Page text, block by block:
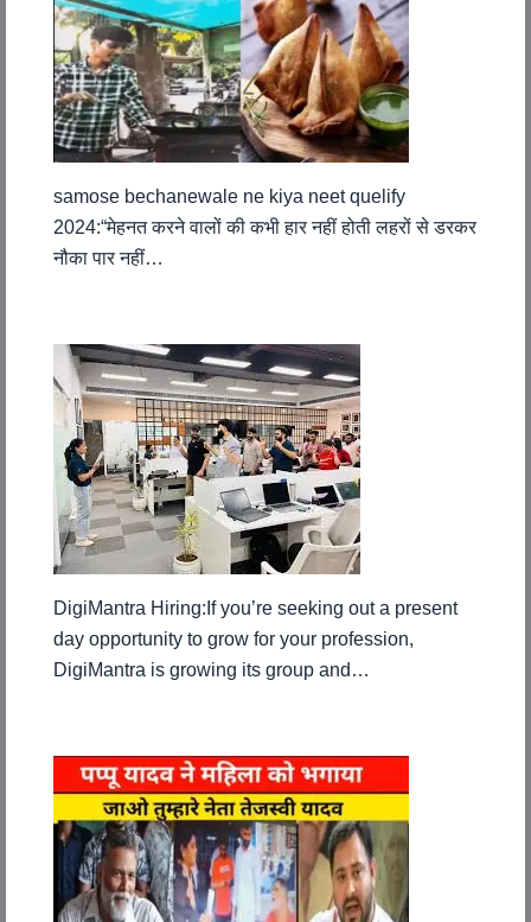
samose bechanewale ne kiya neet quelify
2024:“मेहनत करने वालों की कभी हार नहीं होती लहरों से डरकर
नौका पार नहीं…
DigiMantra Hiring:If you’re seeking out a present
day opportunity to grow for your profession,
DigiMantra is growing its group and…